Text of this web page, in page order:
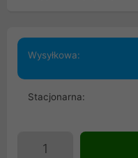
Wysyłkowa:
Stacjonarna: